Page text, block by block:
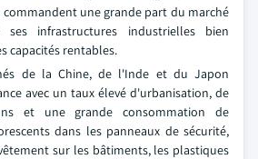
une grande part du marché
infrastructures industrielles bien
capacités rentables.
de la Chine, de l'Inde et du Japon
avec un taux élevé d'urbanisation, de
et une grande consommation de
dans les panneaux de sécurité,
sur les bâtiments, les plastiques